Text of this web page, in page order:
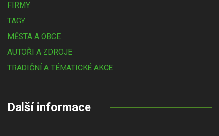
FIRMY
TAGY
MĚSTA A OBCE
AUTOŘI A ZDROJE
TRADIČNÍ A TÉMATICKÉ AKCE
Další informace